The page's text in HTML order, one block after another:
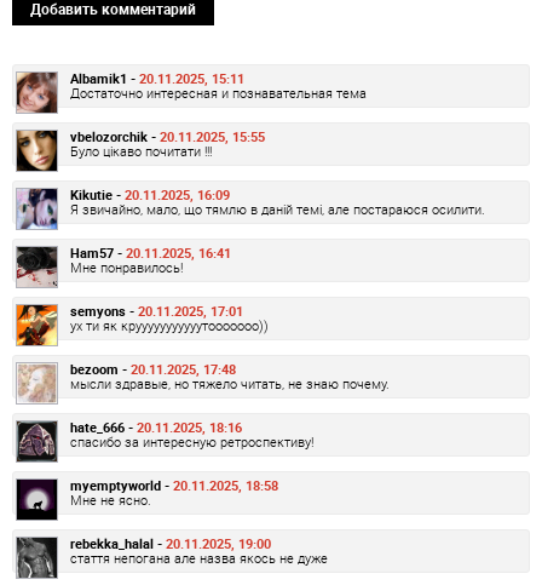
Добавить комментарий
Albamik1 - 20.11.2025, 15:11
Достаточно интересная и познавательная тема
vbelozorchik - 20.11.2025, 15:55
Було цікаво почитати !!!
Kikutie - 20.11.2025, 16:09
Я звичайно, мало, що тямлю в даній темі, але постараюся осилити.
Ham57 - 20.11.2025, 16:41
Мне понравилось!
semyons - 20.11.2025, 17:01
ух ти як крууууууууууутооооооо))
bezoom - 20.11.2025, 17:48
мысли здравые, но тяжело читать, не знаю почему.
hate_666 - 20.11.2025, 18:16
спасибо за интересную ретроспективу!
myemptyworld - 20.11.2025, 18:58
Мне не ясно.
rebekka_halal - 20.11.2025, 19:00
стаття непогана але назва якось не дуже